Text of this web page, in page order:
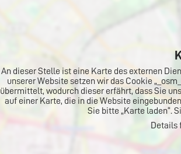
An dieser Stelle ist eine Karte des externen
unserer Website setzen wir das Cookie
übermittelt, wodurch dieser erfährt, dass Sie
auf einer Karte, die in die Website
Sie bitte „Karte laden“.
Details